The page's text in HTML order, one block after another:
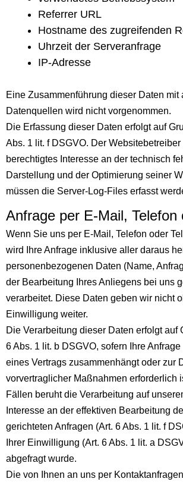
Referrer URL
Hostname des zugreifenden
Uhrzeit der Serveranfrage
IP-Adresse
Eine Zusammenführung dieser Daten mit
Datenquellen wird nicht vorgenommen.
Die Erfassung dieser Daten erfolgt auf
Abs. 1 lit. f DSGVO. Der Websitebetreiber
berechtigtes Interesse an der technisch
Darstellung und der Optimierung seiner
müssen die Server-Log-Files erfasst
Anfrage per E-Mail, Telefon
Wenn Sie uns per E-Mail, Telefon oder
wird Ihre Anfrage inklusive aller daraus
personenbezogenen Daten (Name,
der Bearbeitung Ihres Anliegens bei uns
verarbeitet. Diese Daten geben wir nicht
Einwilligung weiter.
Die Verarbeitung dieser Daten erfolgt auf
6 Abs. 1 lit. b DSGVO, sofern Ihre
eines Vertrags zusammenhängt oder zur
vorvertraglicher Maßnahmen erforderlich
Fällen beruht die Verarbeitung auf
Interesse an der effektiven Bearbeitung
gerichteten Anfragen (Art. 6 Abs. 1 lit. f
Ihrer Einwilligung (Art. 6 Abs. 1 lit. a
abgefragt wurde.
Die von Ihnen an uns per